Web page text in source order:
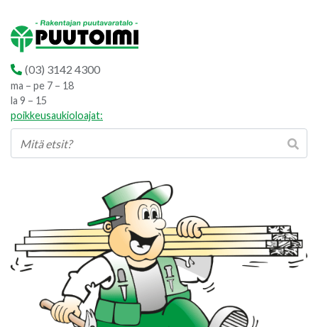
(03) 3142 4300
ma – pe 7 – 18
la 9 – 15
poikkeusaukioloajat: